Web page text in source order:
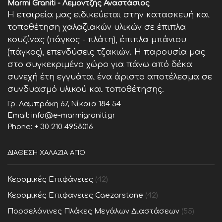
Marmi Graniti - Λεμοντζής Αναστάσιος
Η εταιρεία μας ειδικεύεται στην κατασκευή και
τοποθέτηση χαλαζιακών υλικών σε έπιπλα
κουζίνας (πάγκος - πλάτη), έπιπλα μπάνιου
(πάγκος), επενδύσεις τζακιών. Η παρουσία μας
στο συγκεκριμένο χώρο για πάνω από δέκα
συνεχή έτη εγγυάται ένα άριστο αποτέλεσμα σε
συνδυασμό υλικού και τοποθέτησης.
Γρ. Λαμπράκη 67, Νίκαια 184 54
Email: info@e-marmigraniti.gr
Phone: + 30 210 4958016
ΔΙΑΘΕΣΗ ΧΑΛΑΖΙΑ ΑΠΟ
Κεραμικές Επιφάνειες (42)
Κεραμικές Επιφανειες Caezarstone (42)
Πορσελάνινες Πλάκες Μεγάλων Διαστάσεων (55)